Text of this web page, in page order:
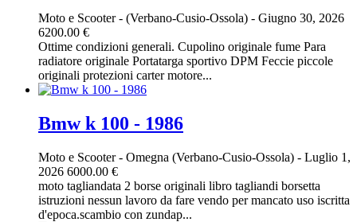
Moto e Scooter- (Verbano-Cusio-Ossola) - Giugno 30, 2026
6200.00 €
Ottime condizioni generali. Cupolino originale fume Para
radiatore originale Portatarga sportivo DPM Feccie piccole
originali protezioni carter motore...
Bmw k 100 - 1986
Moto e Scooter- Omegna (Verbano-Cusio-Ossola) - Luglio 1,
2026 6000.00 €
moto tagliandata 2 borse originali libro tagliandi borsetta
istruzioni nessun lavoro da fare vendo per mancato uso iscritta
d'epoca.scambio con zundap...